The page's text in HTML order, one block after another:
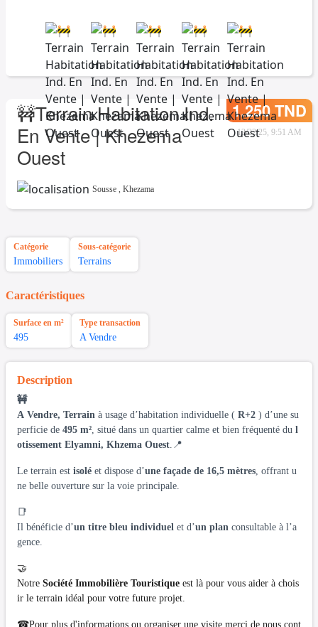
🚧Terrain Habitation Ind.
En Vente | Khezema
Ouest
1.250 TND
12/22/25, 9:51 AM
Sousse , Khezama
Catégorie
Immobiliers
Sous-catégorie
Terrains
Caractéristiques
Surface en m²
495
Type transaction
A Vendre
Description
🚧
A Vendre, Terrain à usage d’habitation individuelle ( R+2 ) d’une su
perficie de 495 m² , situé dans un quartier calme et bien fréquenté du l
otissement Elyamni, Khzema Ouest .📍
Le terrain est isolé et dispose d’une façade de 16,5 mètres , offrant u
ne belle ouverture sur la voie principale.
📑
Il bénéficie d’un titre bleu individuel et d’un plan consultable à l’a
gence.
🤝
Notre Société Immobilière Touristique est là pour vous aider à chois
ir le terrain idéal pour votre future projet.
☎Pour plus d'informations ou organiser une visite merci de nous cont